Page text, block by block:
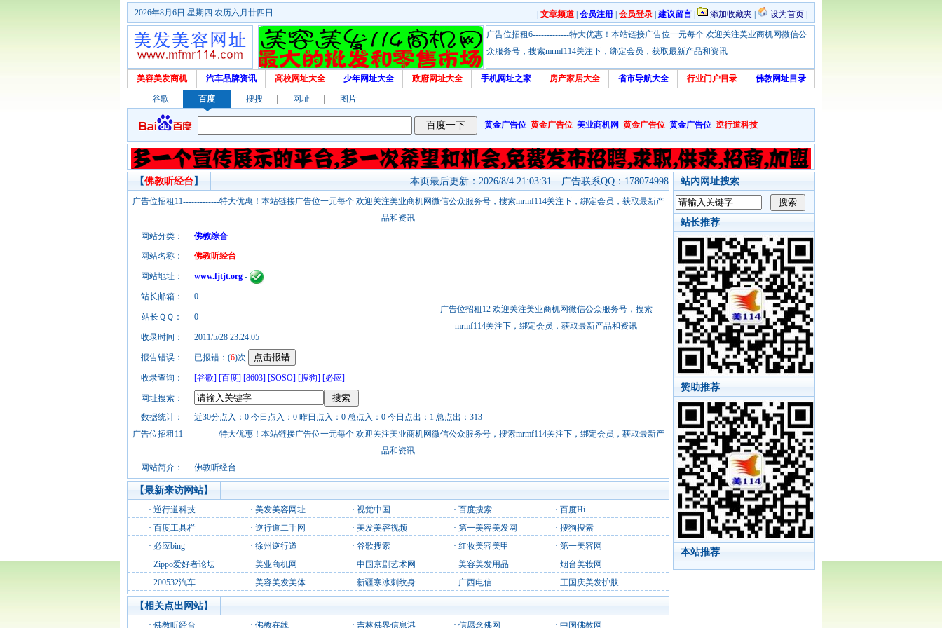
文章频道 会员注册 会员登录 建议留言 添加收藏夹 设为首页
2026年8月6日 星期四 农历六月廿四日
广告位招租6-------------特大优惠！本站链接广告位一元每个 欢迎关注美业商机网微信公
众服务号，搜索mrmf114关注下，绑定会员，获取最新产品和资讯
美容美发商机 汽车品牌资讯 高校网址大全 少年网址大全 政府网址大全 手机网址之家 房产家居大全 省市导航大全 行业门户目录 佛教网址目录
谷歌 百度 搜搜 网址 图片
黄金广告位 黄金广告位 美业商机网 黄金广告位 黄金广告位 逆行道科技
站内网址搜索
站长推荐
赞助推荐
本站推荐
本页最后更新：2026/8/4 21:03:31 广告联系QQ：178074998
【佛教听经台 】
广告位招租11-------------特大优惠！本站链接广告位一元每个 欢迎关注美业商机网微信公众服务号，搜索mrmf114关注下，绑定会员，获取最新产
品和资讯
网站分类：
佛教综合
广告位招租12 欢迎关注美业商机网微信公众服务号，搜索
mrmf114关注下，绑定会员，获取最新产品和资讯
网站名称： 佛教听经台
网站地址： www.fjtjt.org -
站长邮箱： 0
站长ＱＱ： 0
收录时间： 2011/5/28 23:24:05
报告错误： 已报错：(6)次
收录查询： [谷歌] [百度] [8603] [SOSO] [搜狗] [必应]
网址搜索：
数据统计：
近30分点入：0 今日点入：0 昨日点入：0 总点入：0 今日点出：1 总点出：313
广告位招租11-------------特大优惠！本站链接广告位一元每个 欢迎关注美业商机网微信公众服务号，搜索mrmf114关注下，绑定会员，获取最新产
品和资讯
网站简介：
佛教听经台
【最新来访网站】
· 逆行道科技 · 美发美容网址 · 视觉中国 · 百度搜索 · 百度Hi
· 百度工具栏 · 逆行道二手网 · 美发美容视频 · 第一美容美发网 · 搜狗搜索
· 必应bing · 徐州逆行道 · 谷歌搜索 · 红妆美容美甲 · 第一美容网
· Zippo爱好者论坛 · 美业商机网 · 中国京剧艺术网 · 美容美发用品 · 烟台美妆网
· 200532汽车 · 美容美发美体 · 新疆寒冰刺纹身 · 广西电信 · 王国庆美发护肤
【相关点出网站】
· 佛教听经台 · 佛教在线 · 吉林佛界信息港 · 信愿念佛网 · 中国佛教网